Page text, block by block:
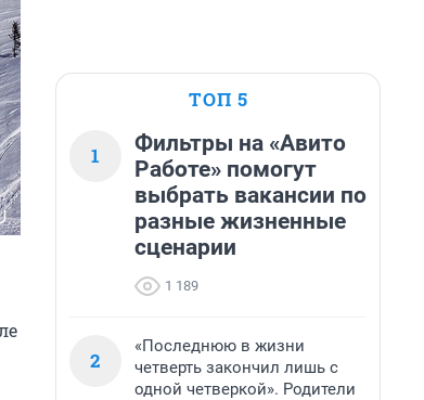
ТОП 5
1
Фильтры на «Авито
Работе» помогут
выбрать вакансии по
разные жизненные
сценарии
1 189
2
«Последнюю в жизни
четверть закончил лишь с
одной четверкой». Родители